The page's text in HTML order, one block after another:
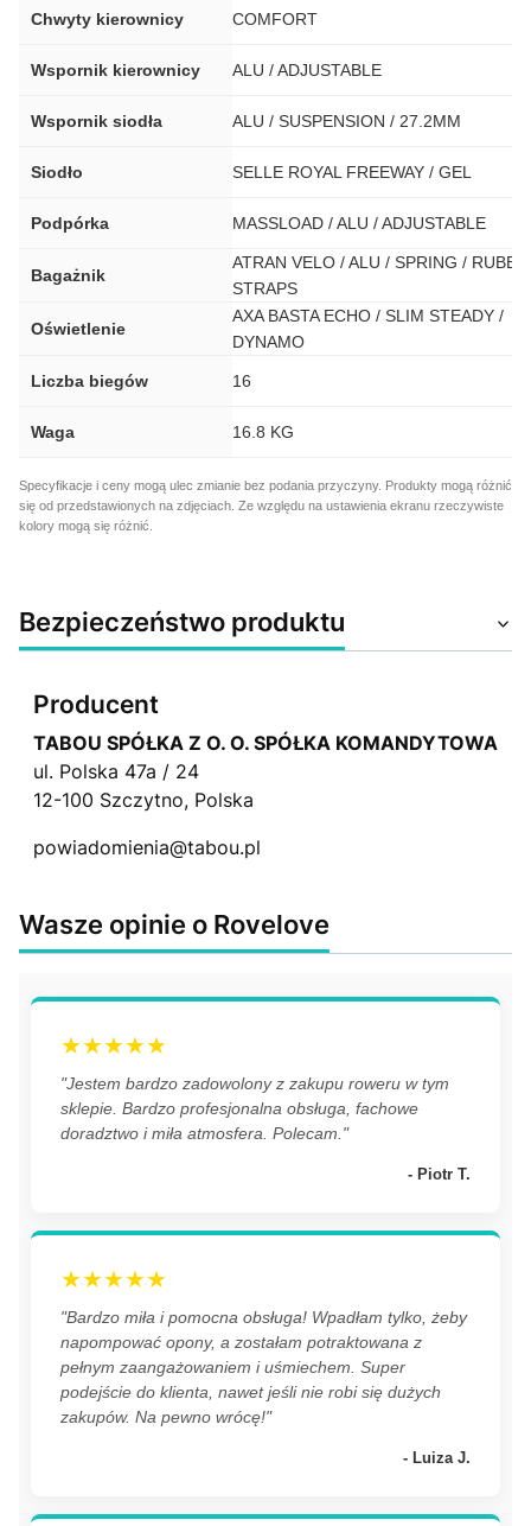
Chwyty kierownicy COMFORT
Wspornik kierownicy ALU / ADJUSTABLE
Wspornik siodła ALU / SUSPENSION / 27.2MM
Siodło SELLE ROYAL FREEWAY / GEL
Podpórka MASSLOAD / ALU / ADJUSTABLE
Bagażnik
ATRAN VELO / ALU / SPRING /
STRAPS
Oświetlenie
AXA BASTA ECHO / SLIM STEADY /
DYNAMO
Liczba biegów 16
Waga 16.8 KG
Specyfikacje i ceny mogą ulec zmianie bez podania przyczyny. Produkty mogą różnić
się od przedstawionych na zdjęciach. Ze względu na ustawienia ekranu rzeczywiste
kolory mogą się różnić.
Bezpieczeństwo produktu
Producent
TABOU SPÓŁKA Z O. O. SPÓŁKA KOMANDYTOWA
ul. Polska 47a / 24
12-100 Szczytno, Polska
powiadomienia@tabou.pl
Wasze opinie o Rovelove
★★★★★
"Jestem bardzo zadowolony z zakupu roweru w tym
sklepie. Bardzo profesjonalna obsługa, fachowe
doradztwo i miła atmosfera. Polecam."
- Piotr T.
★★★★★
"Bardzo miła i pomocna obsługa! Wpadłam tylko, żeby
napompować opony, a zostałam potraktowana z
pełnym zaangażowaniem i uśmiechem. Super
podejście do klienta, nawet jeśli nie robi się dużych
zakupów. Na pewno wrócę!"
- Luiza J.